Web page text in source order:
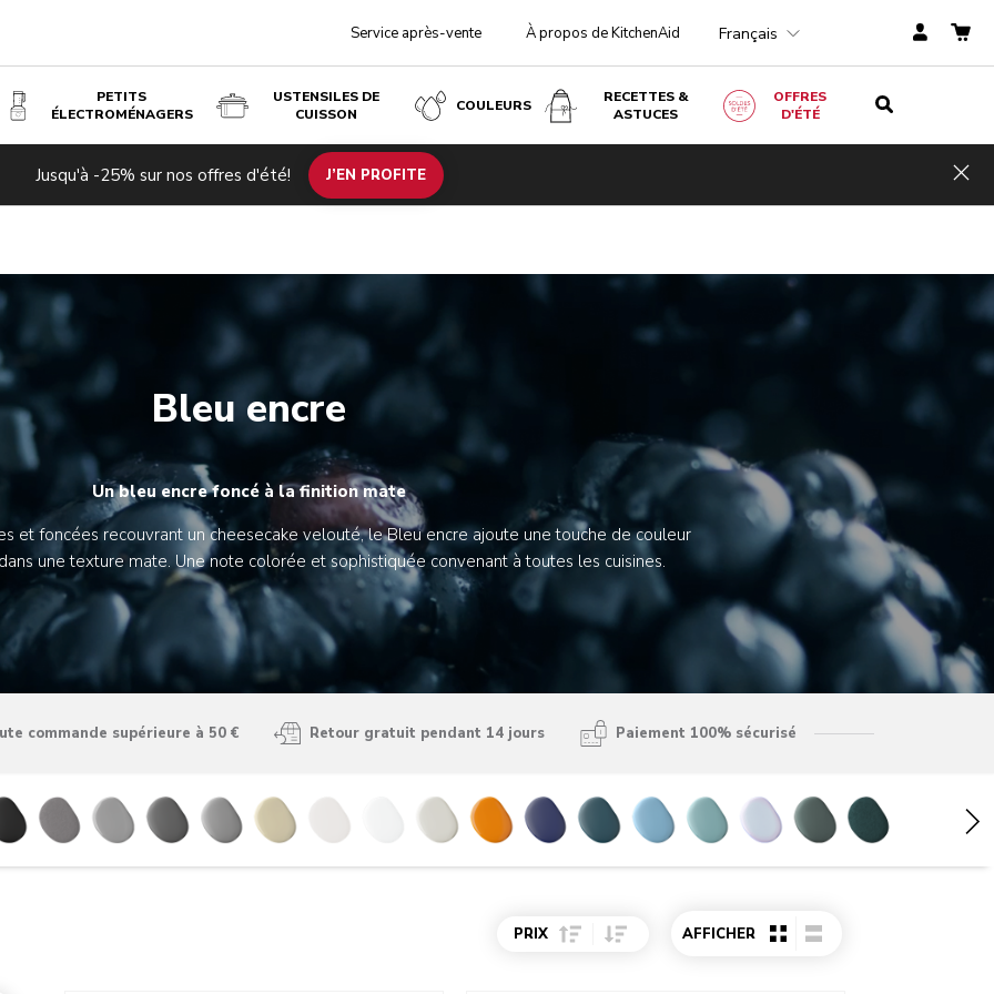
Service après-vente À propos de KitchenAid Français
PETITS
ÉLECTROMÉNAGERS
USTENSILES DE
CUISSON
COULEURS
RECETTES &
ASTUCES
OFFRES
D'ÉTÉ
Jusqu'à -25% sur nos offres d'été! J’EN PROFITE
Bleu encre
Un bleu encre foncé à la finition mate
et foncées recouvrant un cheesecake velouté, le Bleu encre ajoute une touche de couleur
une texture mate. Une note colorée et sophistiquée convenant à toutes les cuisines.
commande supérieure à 50 € Retour gratuit pendant 14 jours Paiement 100% sécurisé
PRIX Sort Price ascending
Sort Price descending
AFFICHER